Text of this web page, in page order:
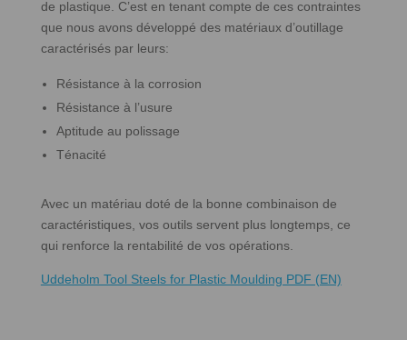
de plastique. C’est en tenant compte de ces contraintes
que nous avons développé des matériaux d’outillage
caractérisés par leurs:
Résistance à la corrosion
Résistance à l’usure
Aptitude au polissage
Ténacité
Avec un matériau doté de la bonne combinaison de
caractéristiques, vos outils servent plus longtemps, ce
qui renforce la rentabilité de vos opérations.
Uddeholm Tool Steels for Plastic Moulding PDF (EN)